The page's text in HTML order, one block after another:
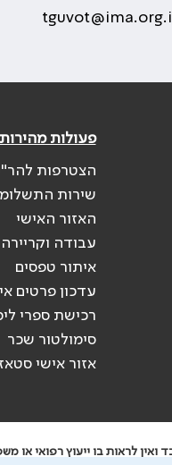
tguvot@ima.org.il
פעולות מהירות
הצטרפות
שירות
האזור האישי
עבודה וקריירה
איתור טפסים
עדכון פרטים
רכישת ספרי
סימולטור שכר
אזור אישי
לראות בו ייעוץ רפואי או